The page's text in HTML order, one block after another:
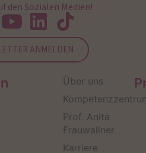
den Sozialen Medien!
ANMELDEN
Über uns
Prof. Anita
Frauwallner
Karriere